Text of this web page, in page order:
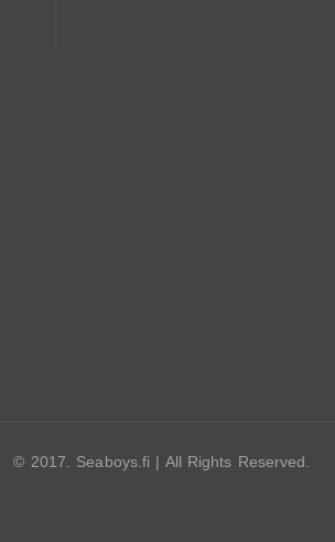
© 2017. Seaboys.fi | All Rights Reserved.